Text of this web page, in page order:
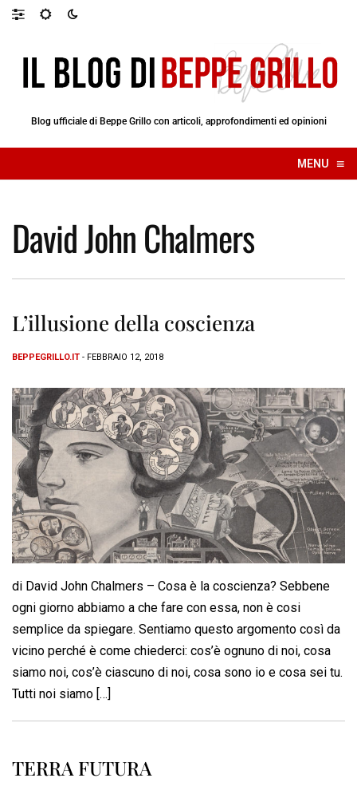
Blog ufficiale di Beppe Grillo con articoli, approfondimenti ed opinioni
MENU ≡
☰
David John Chalmers
L’illusione della coscienza
BEPPEGRILLO.IT - FEBBRAIO 12, 2018
di David John Chalmers – Cosa è la coscienza? Sebbene
ogni giorno abbiamo a che fare con essa, non è cosi
semplice da spiegare. Sentiamo questo argomento così da
vicino perché è come chiederci: cos’è ognuno di noi, cosa
siamo noi, cos’è ciascuno di noi, cosa sono io e cosa sei tu.
Tutti noi siamo […]
TERRA FUTURA